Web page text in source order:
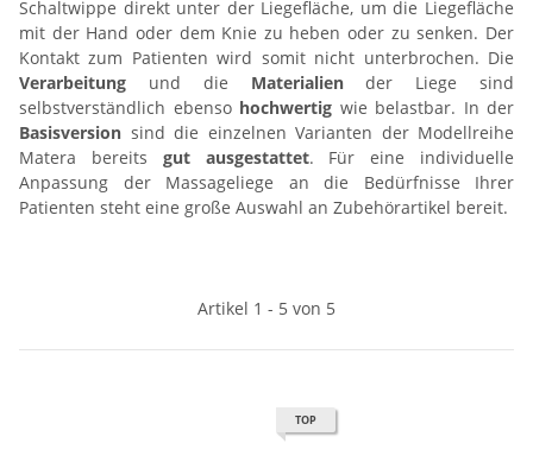
Schaltwippe direkt unter der Liegefläche, um die Liegefläche
mit der Hand oder dem Knie zu heben oder zu senken. Der
Kontakt zum Patienten wird somit nicht unterbrochen. Die
Verarbeitung und die Materialiender Liege sind
selbstverständlich ebenso hochwertig wie belastbar. In der
Basisversion sind die einzelnen Varianten der Modellreihe
Matera bereits gut ausgestattet. Für eine individuelle
Anpassung der Massageliege an die Bedürfnisse Ihrer
Patienten steht eine große Auswahl an Zubehörartikel bereit.
Artikel 1 - 5 von 5
TOP